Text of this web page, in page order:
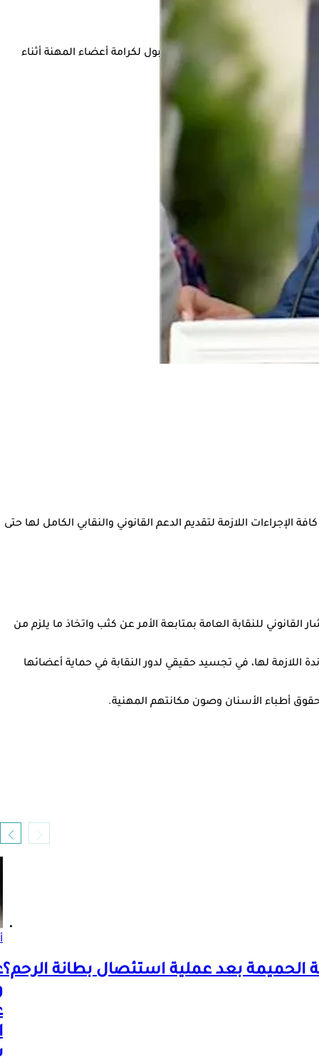
سلوكًا مرفوضًا وانتهاكًا غير مقبول لكرامة أعضاء المهنة أثناء
اللازمة لتقديم الدعم القانوني والنقابي الكامل لها حتى
للنقابة العامة بمتابعة الأمر عن كثب واتخاذ ما يلزم من
اللازمة لها، في تجسيد حقيقي لدور النقابة في حماية أعضائها
حقوق أطباء الأسنان وصون مكانتهم المهنية.
الحميمة بعد عملية استئصال بطانة الرحم؟